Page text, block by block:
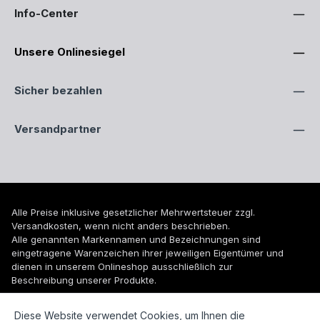
Info-Center
Unsere Onlinesiegel
Sicher bezahlen
Versandpartner
Alle Preise inklusive gesetzlicher Mehrwertsteuer zzgl.
Versandkosten, wenn nicht anders beschrieben.
Alle genannten Markennamen und Bezeichnungen sind
eingetragene Warenzeichen ihrer jeweiligen Eigentümer und
dienen in unserem Onlineshop ausschließlich zur
Beschreibung unserer Produkte.
© 2026 WUH24.de - Weigel und Unger Heizungs- und
Diese Website verwendet Cookies, um Ihnen die